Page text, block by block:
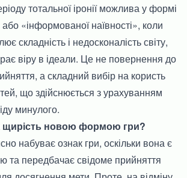
тотальної іронії можлива у формі
«інформованої наївності», коли
складність і недосконалість світу,
віру в ідеали. Це не повернення до
а складний вибір на користь
що здійснюється з урахуванням
минулого.
щирість новою формою гри?
набуває ознак гри, оскільки вона є
та передбачає свідоме прийняття